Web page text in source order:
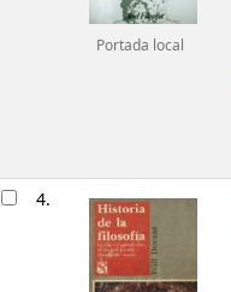
Portada local
4.